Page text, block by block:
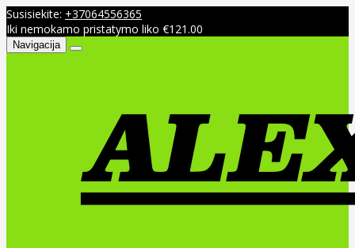
Susisiekite: +37064556365
Iki nemokamo pristatymo liko €121.00
Navigacija